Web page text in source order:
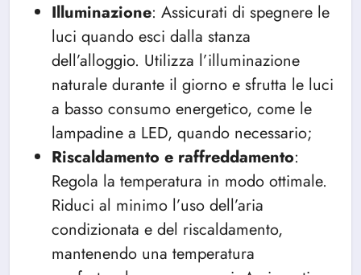
Illuminazione: Assicurati di spegnere le
luci quando esci dalla stanza
dell’alloggio. Utilizza l’illuminazione
naturale durante il giorno e sfrutta le luci
a basso consumo energetico, come le
lampadine a LED, quando necessario;
Riscaldamento e raffreddamento:
Regola la temperatura in modo ottimale.
Riduci al minimo l’uso dell’aria
condizionata e del riscaldamento,
mantenendo una temperatura